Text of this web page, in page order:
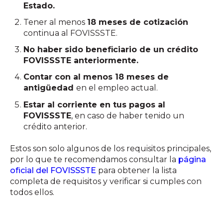
Estado.
Tener al menos 18 meses de cotización
continua al FOVISSSTE.
No haber sido beneficiario de un crédito
FOVISSSTE anteriormente.
Contar con al menos 18 meses de
antigüedaden el empleo actual.
Estar al corriente en tus pagos al
FOVISSSTE, en caso de haber tenido un
crédito anterior.
Estos son solo algunos de los requisitos principales,
por lo que te recomendamos consultar la página
oficial del FOVISSSTE para obtener la lista
completa de requisitos y verificar si cumples con
todos ellos.